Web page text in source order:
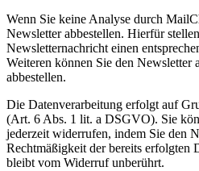
Wenn Sie keine Analyse durch
Newsletter abbestellen. Hierfür
Newsletternachricht einen
Weiteren können Sie den Newsletter
abbestellen.
Die Datenverarbeitung erfolgt auf
(Art. 6 Abs. 1 lit. a DSGVO). Sie
jederzeit widerrufen, indem Sie den
Rechtmäßigkeit der bereits erfolgten
bleibt vom Widerruf unberührt.